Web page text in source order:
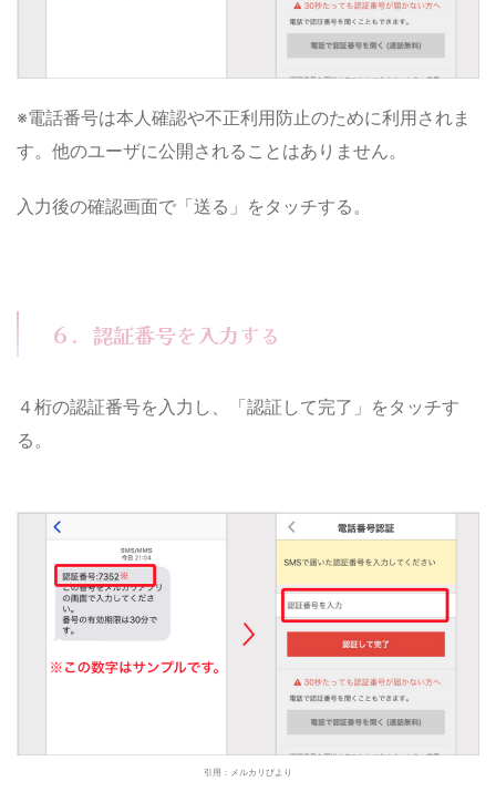
※電話番号は本人確認や不正利用防止のために利用されま
す。他のユーザに公開されることはありません。
入力後の確認画面で「送る」をタッチする。
６．認証番号を入力する
４桁の認証番号を入力し、「認証して完了」をタッチす
る。
引用：メルカリびより